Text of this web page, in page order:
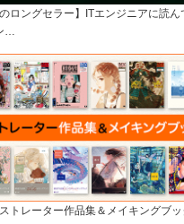
ロングセラー】ITエンジニアに読ん
…
トレーター作品集＆メイキングブッ